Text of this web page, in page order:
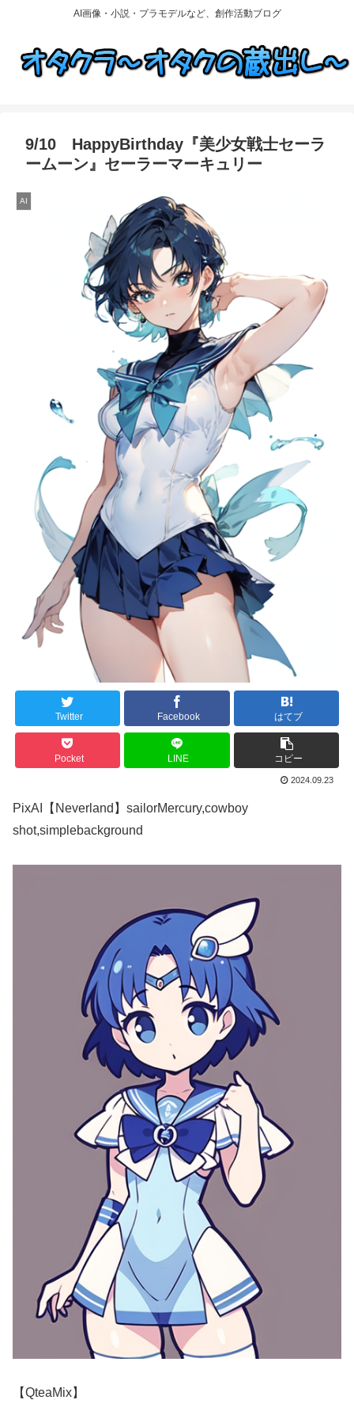
AI画像・小説・プラモデルなど、創作活動ブログ
9/10 HappyBirthday『美少女戦士セーラ
ームーン』セーラーマーキュリー
AI
Twitter Facebook はてブ
Pocket LINE コピー
2024.09.23
PixAI【Neverland】sailorMercury,cowboy
shot,simplebackground
【QteaMix】